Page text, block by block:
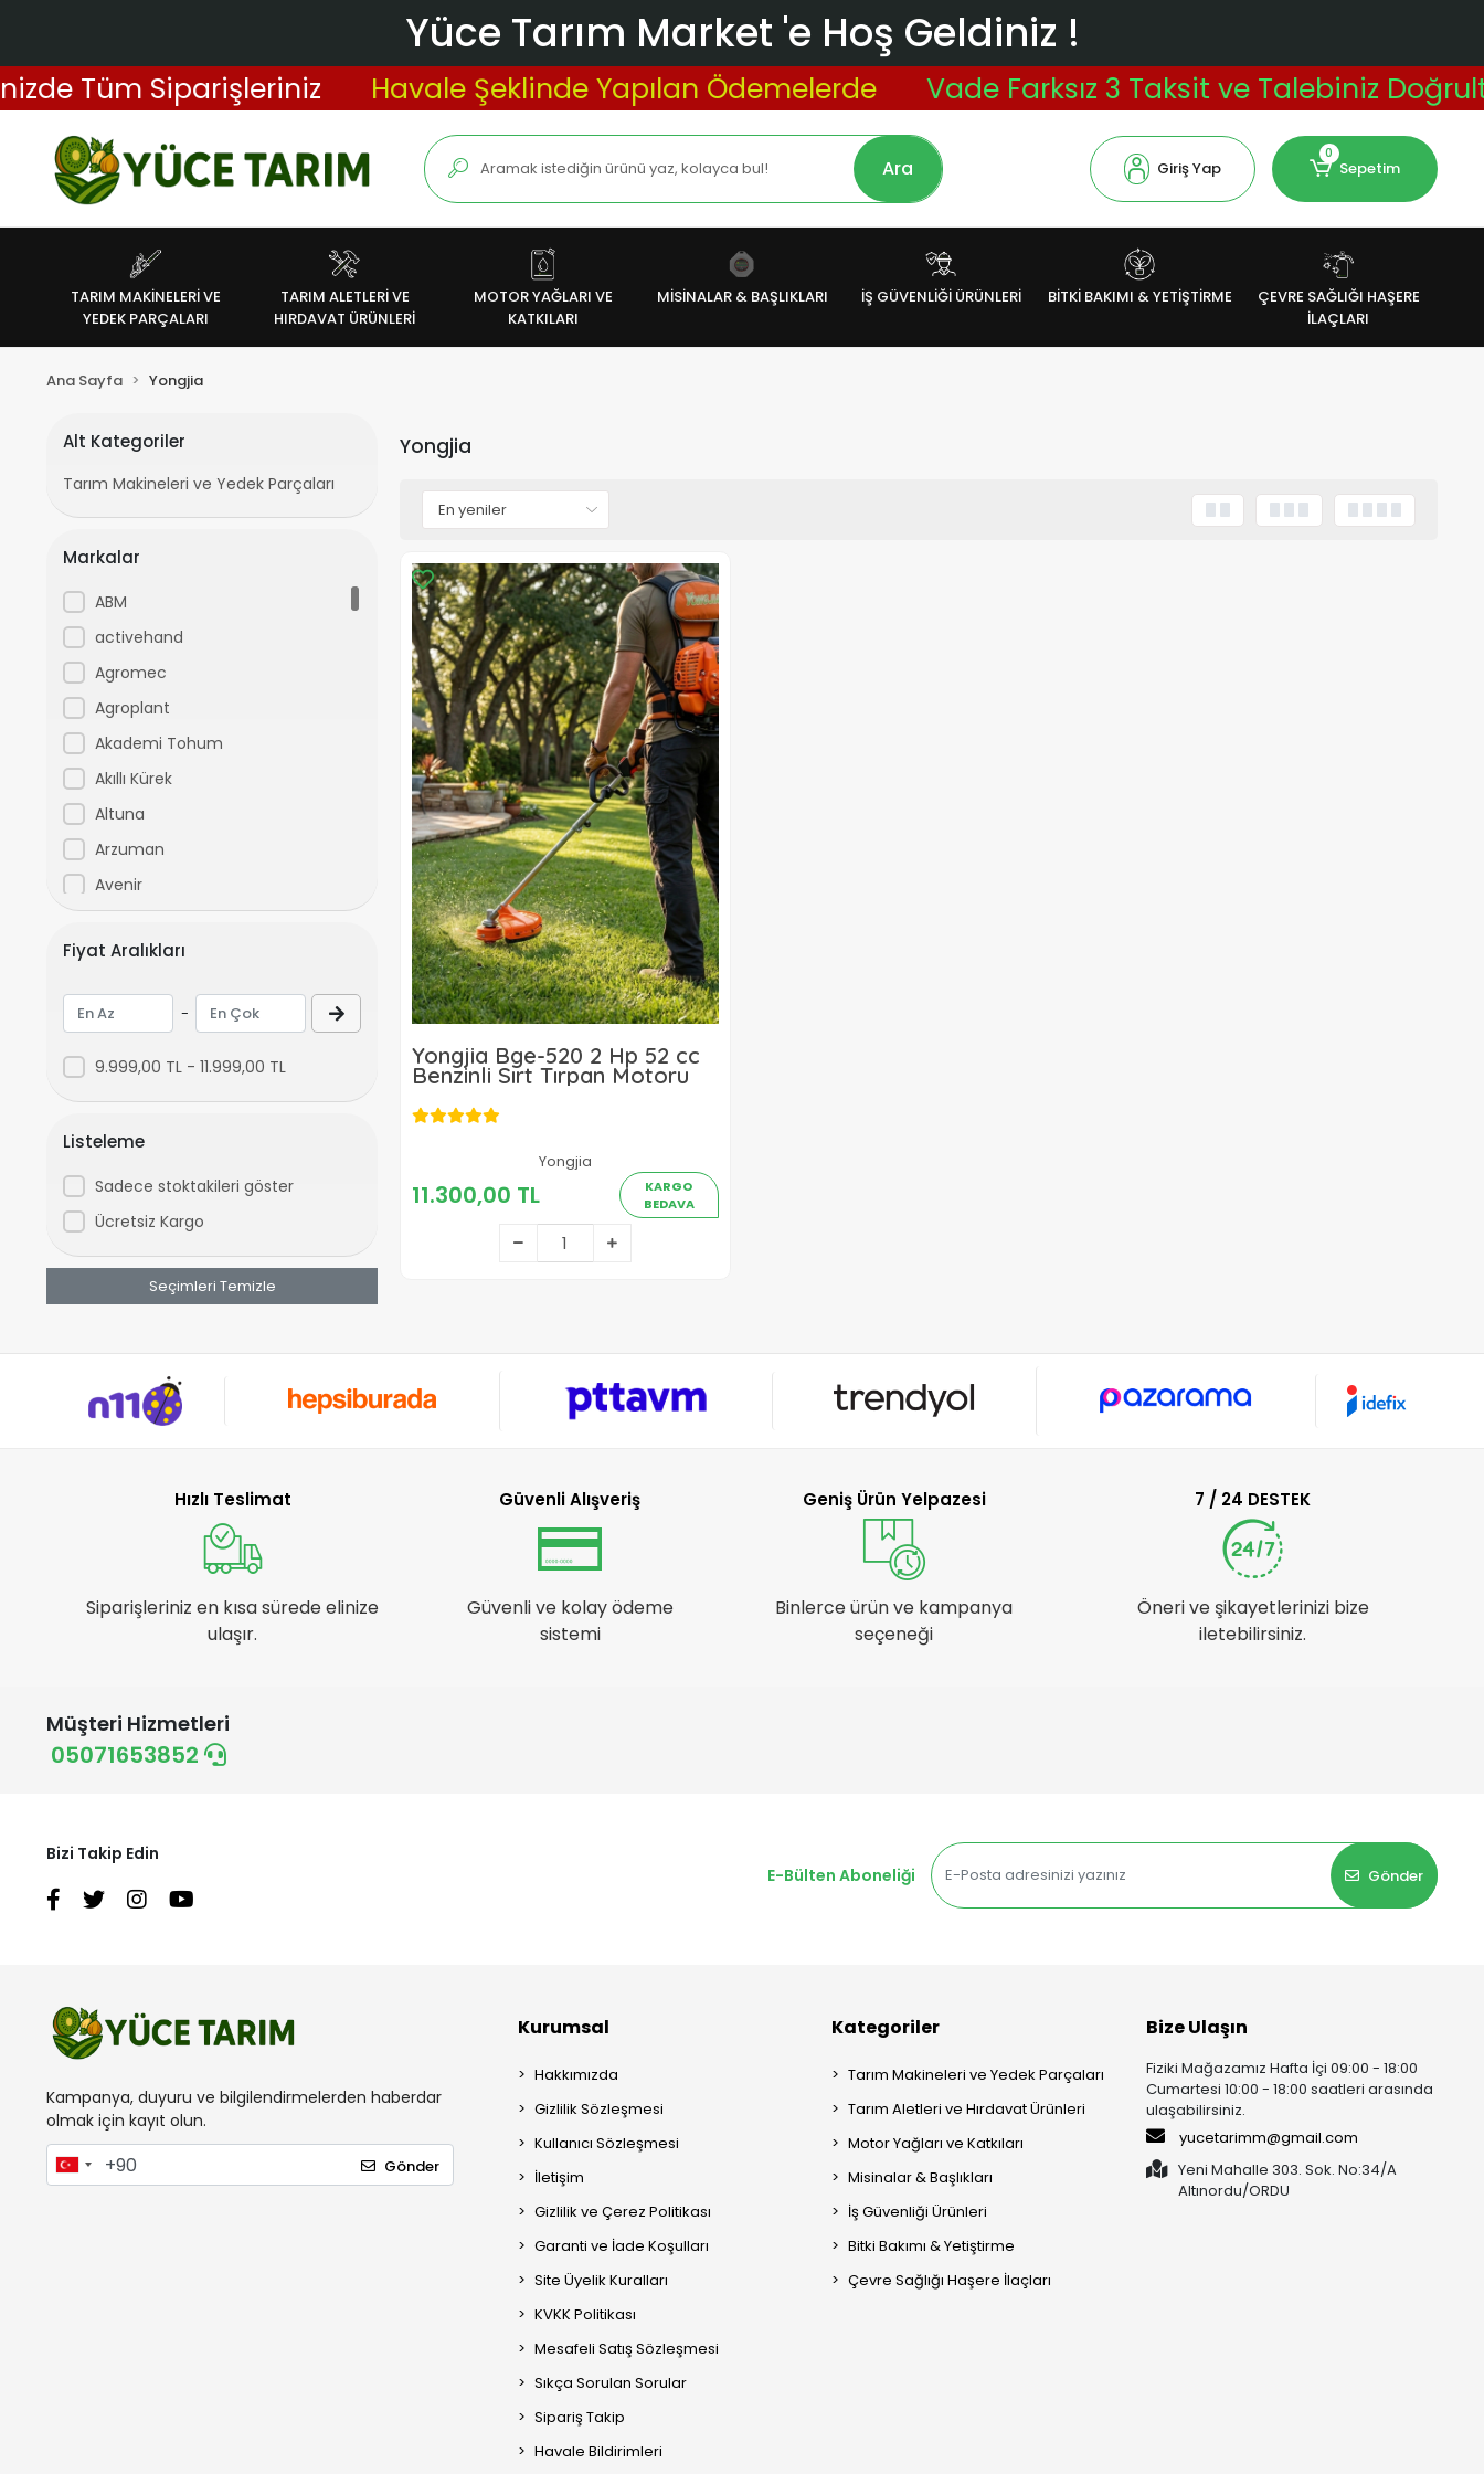
Yüce Tarım Market 'e Hoş Geldiniz !
Tüm Siparişleriniz Havale Şeklinde Yapılan Ödemelerde Vade Farksız 3 Taksit ve Talebiniz
Ara Giriş Yap
0
Sepetim
TARIM MAKİNELERİ VE
YEDEK PARÇALARI
TARIM ALETLERİ VE
HIRDAVAT ÜRÜNLERİ
MOTOR YAĞLARI VE
KATKILARI
MİSİNALAR & BAŞLIKLARI İŞ GÜVENLİĞİ ÜRÜNLERİ BİTKİ BAKIMI & YETİŞTİRME
ÇEVRE SAĞLIĞI HAŞERE
İLAÇLARI
Ana Sayfa Yongjia
Alt Kategoriler
Tarım Makineleri ve Yedek Parçaları
Markalar
ABM
activehand
Agromec
Agroplant
Akademi Tohum
Akıllı Kürek
Altuna
Arzuman
Avenir
Bartech
Baugen
BHD
Bion
Bolat
Candem
Çoker
Crotex
Einhell
Farmin
Fivestar
Hand sfd
İgsaş
Ital
Kama
Kawashima
Kayıket
Kobalt
Fiyat Aralıkları
-
9.999,00 TL - 11.999,00 TL
Listeleme
Sadece stoktakileri göster
Ücretsiz Kargo
Seçimleri Temizle
Yongjia
Yongjia Bge-520 2 Hp 52 cc
Benzinli Sırt Tırpan Motoru
Yongjia
11.300,00 TL
KARGO
BEDAVA
11.300,00 TL
Sepete Ekle
Hızlı Teslimat
Siparişleriniz en kısa sürede elinize
ulaşır.
Güvenli Alışveriş
Güvenli ve kolay ödeme
sistemi
Geniş Ürün Yelpazesi
Binlerce ürün ve kampanya
seçeneği
7 / 24 DESTEK
Öneri ve şikayetlerinizi bize
iletebilirsiniz.
Müşteri Hizmetleri
05071653852
Bizi Takip Edin
E-Bülten Aboneliği
Gönder
Kampanya, duyuru ve bilgilendirmelerden haberdar
olmak için kayıt olun.
Gönder
Kurumsal
Hakkımızda
Gizlilik Sözleşmesi
Kullanıcı Sözleşmesi
İletişim
Gizlilik ve Çerez Politikası
Garanti ve İade Koşulları
Site Üyelik Kuralları
KVKK Politikası
Mesafeli Satış Sözleşmesi
Sıkça Sorulan Sorular
Sipariş Takip
Havale Bildirimleri
Kategoriler
Tarım Makineleri ve Yedek Parçaları
Tarım Aletleri ve Hırdavat Ürünleri
Motor Yağları ve Katkıları
Misinalar & Başlıkları
İş Güvenliği Ürünleri
Bitki Bakımı & Yetiştirme
Çevre Sağlığı Haşere İlaçları
Bize Ulaşın
Fiziki Mağazamız Hafta İçi 09:00 - 18:00
Cumartesi 10:00 - 18:00 saatleri arasında
ulaşabilirsiniz.
yucetarimm@gmail.com
Yeni Mahalle 303. Sok. No:34/A
Altınordu/ORDU​​​​​​​